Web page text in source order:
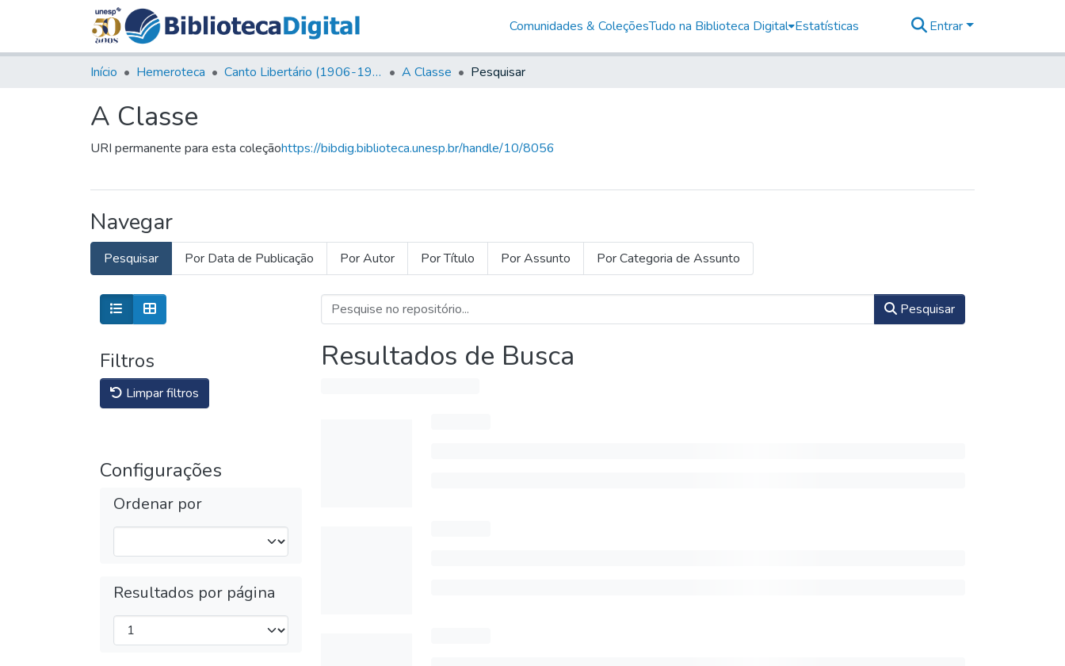
Comunidades & ColeçõesTudo na Biblioteca Digital Estatísticas Entrar
Início Hemeroteca Canto Libertário (1906-1995) A Classe Pesquisar
A Classe
URI permanente para esta coleçãohttps://bibdig.biblioteca.unesp.br/handle/10/8056
Navegar
Pesquisar Por Data de Publicação Por Autor Por Título Por Assunto Por Categoria de Assunto
Filtros
Limpar filtros
Configurações
Ordenar por
Resultados por página
Pesquisar
Resultados de Busca